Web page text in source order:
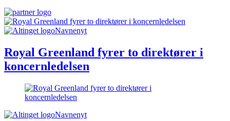
Navnenyt
Royal Greenland fyrer to direktører i
koncernledelsen
Navnenyt